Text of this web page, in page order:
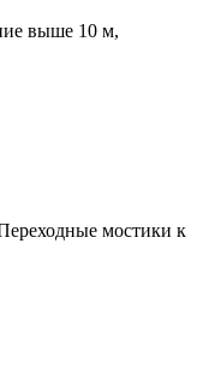
выше 10 м,
мостики к